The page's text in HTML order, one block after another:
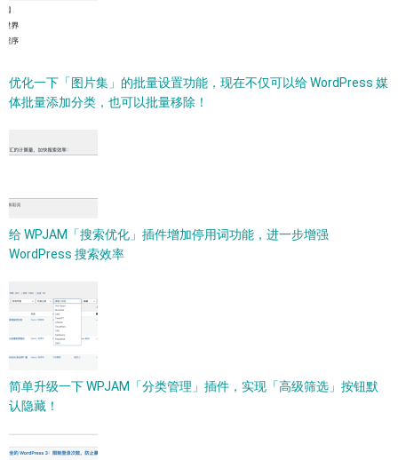
优化一下「图片集」的批量设置功能，现在不仅可以给 WordPress 媒
体批量添加分类，也可以批量移除！
给 WPJAM「搜索优化」插件增加停用词功能，进一步增强
WordPress 搜索效率
简单升级一下 WPJAM「分类管理」插件，实现「高级筛选」按钮默
认隐藏！